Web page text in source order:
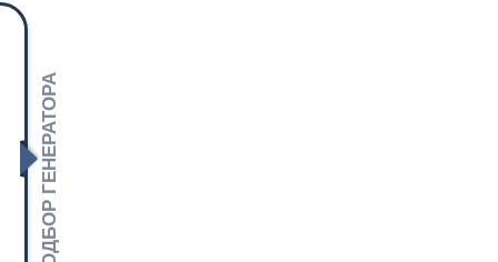
ПОДБОР ГЕНЕРАТОРА